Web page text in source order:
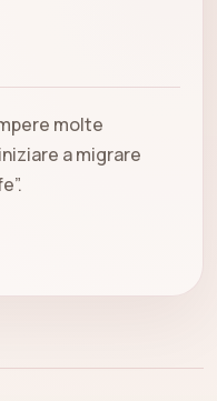
molte
a migrare